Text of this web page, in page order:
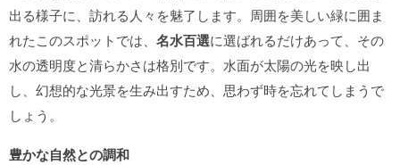
出る様子に、訪れる人々を魅了します。周囲を美しい緑に囲ま
れたこのスポットでは、 名水百選に選ばれるだけあって、その
水の透明度と清らかさは格別です。水面が太陽の光を映し出
し、幻想的な光景を生み出すため、思わず時を忘れてしまうで
しょう。
豊かな自然との調和